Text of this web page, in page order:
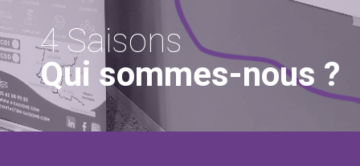
4 Saisons
Qui sommes-nous ?